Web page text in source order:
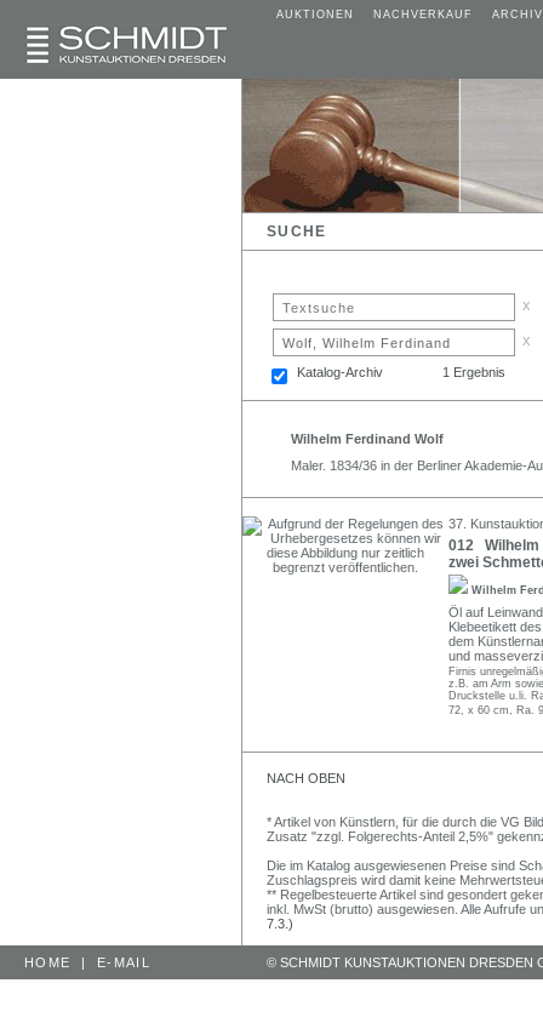
AUKTIONEN NACHVERKAUF ARCHIV
SUCHE
x
x
Katalog-Archiv 1 Ergebnis
Wilhelm Ferdinand Wolf
Maler. 1834/36 in der Berliner Akademie-
37.
012 Wilhelm
zwei
Wilhelm
Öl auf
Klebeetikett
dem
und
Firnis
z.B. am Arm
Druckstelle u.li.
72, x 60 cm, Ra.
NACH OBEN
* Artikel von Künstlern, für die durch die VG
Zusatz "zzgl. Folgerechts-Anteil 2,5%"
Die im Katalog ausgewiesenen Preise sind
Zuschlagspreis wird damit keine
** Regelbesteuerte Artikel sind gesondert
inkl. MwSt (brutto) ausgewiesen. Alle Aufrufe
7.3.)
HOME | E-MAIL © SCHMIDT KUNSTAUKTIONEN DRESDEN